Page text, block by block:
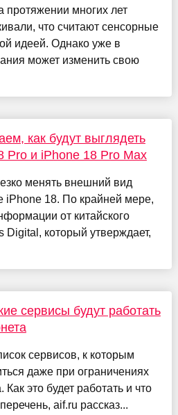
протяжении многих лет
что считают сенсорные
идеей. Однако уже в
может изменить свою
как будут выглядеть
Pro и iPhone 18 Pro Max
менять внешний вид
iPhone 18. По крайней мере,
от китайского
Digital, который утверждает,
сервисы будут работать
сервисов, к которым
даже при ограничениях
это будет работать и что
aif.ru рассказ...